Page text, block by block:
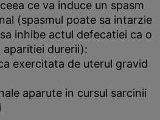
ce va induce un spasm
(spasmul poate sa intarzie
inhibe actul defecatiei ca o
aparitiei durerii):
exercitata de uterul gravid
aparute in cursul sarcinii